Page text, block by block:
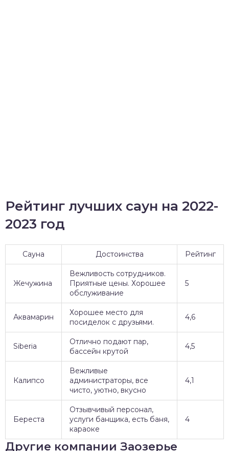
Рейтинг лучших саун на 2022-
2023 год
Сауна Достоинства Рейтинг
Жечужина
Вежливость сотрудников.
Приятные цены. Хорошее
обслуживание
5
Аквамарин
Хорошее место для
посиделок с друзьями.
4,6
Siberia
Отлично подают пар,
бассейн крутой
4,5
Калипсо
Вежливые
администраторы, все
чисто, уютно, вкусно
4,1
Береста
Отзывчивый персонал,
услуги банщика, есть баня,
караоке
4
Другие компании Заозерье